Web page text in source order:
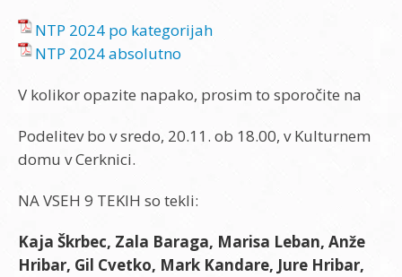
NTP 2024 po kategorijah
NTP 2024 absolutno
V kolikor opazite napako, prosim to sporočite na
Podelitev bo v sredo, 20.11. ob 18.00, v Kulturnem
domu v Cerknici.
NA VSEH 9 TEKIH so tekli:
Kaja Škrbec, Zala Baraga, Marisa Leban, Anže
Hribar, Gil Cvetko, Mark Kandare, Jure Hribar,